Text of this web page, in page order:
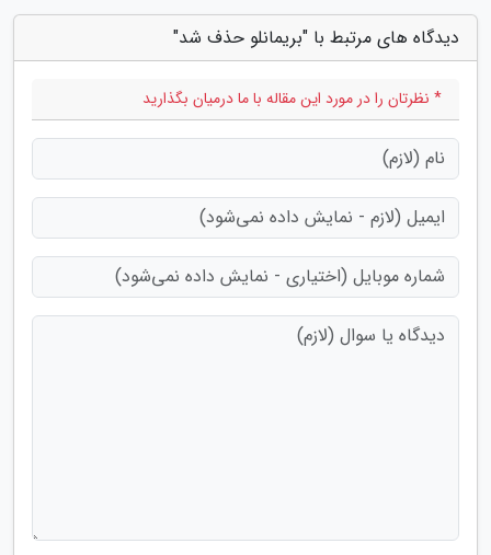
دیدگاه های مرتبط با "بریمانلو حذف شد"
* نظرتان را در مورد این مقاله با ما درمیان بگذارید